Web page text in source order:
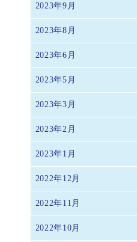
2023年9月
2023年8月
2023年6月
2023年5月
2023年3月
2023年2月
2023年1月
2022年12月
2022年11月
2022年10月